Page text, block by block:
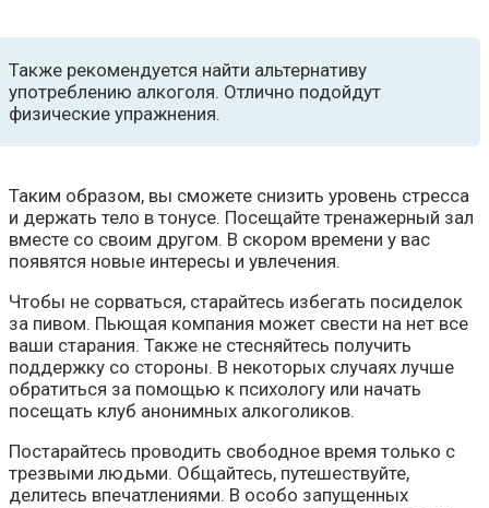
Также рекомендуется найти альтернативу
употреблению алкоголя. Отлично подойдут
физические упражнения.
Таким образом, вы сможете снизить уровень стресса
и держать тело в тонусе. Посещайте тренажерный зал
вместе со своим другом. В скором времени у вас
появятся новые интересы и увлечения.
Чтобы не сорваться, старайтесь избегать посиделок
за пивом. Пьющая компания может свести на нет все
ваши старания. Также не стесняйтесь получить
поддержку со стороны. В некоторых случаях лучше
обратиться за помощью к психологу или начать
посещать клуб анонимных алкоголиков.
Постарайтесь проводить свободное время только с
трезвыми людьми. Общайтесь, путешествуйте,
делитесь впечатлениями. В особо запущенных